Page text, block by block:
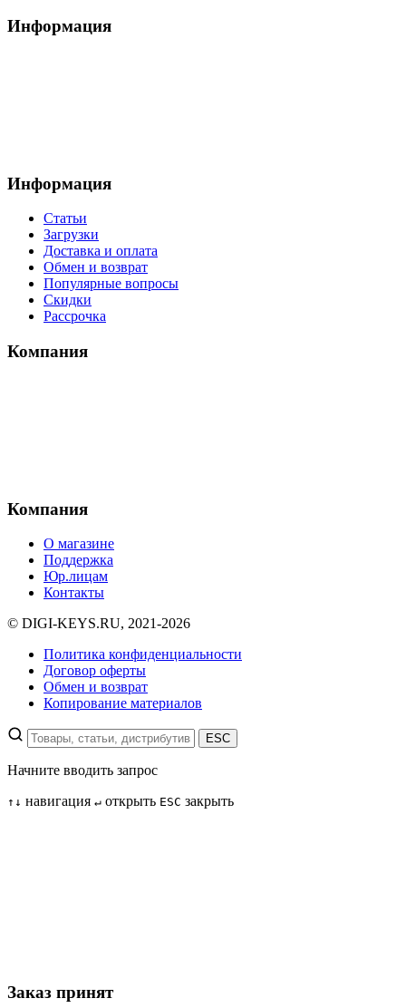
Информация
Информация
Статьи
Загрузки
Доставка и оплата
Обмен и возврат
Популярные вопросы
Скидки
Рассрочка
Компания
Компания
О магазине
Поддержка
Юр.лицам
Контакты
© DIGI-KEYS.RU, 2021-2026
Политика конфиденциальности
Договор оферты
Обмен и возврат
Копирование материалов
ESC
Начните вводить запрос
↑ ↓ навигация ↵ открыть ESC закрыть
Заказ принят